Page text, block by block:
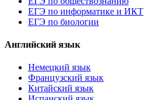
ЕГЭ по информатике и ИКТ
ЕГЭ по биологии
Английский язык
Немецкий язык
Французский язык
Китайский язык